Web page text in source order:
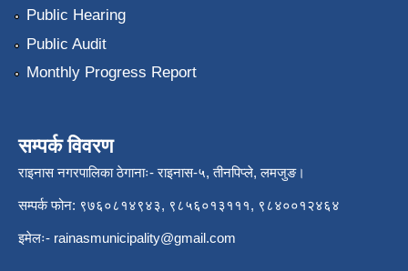
Public Hearing
Public Audit
Monthly Progress Report
सम्पर्क विवरण
राइनास नगरपालिका ठेगानाः- राइनास-५, तीनपिप्ले, लमजुङ।
सम्पर्क फोन: ९७६०८१४९४३, ९८५६०१३१११, ९८४००१२४६४
इमेलः- rainasmunicipality@gmail.com